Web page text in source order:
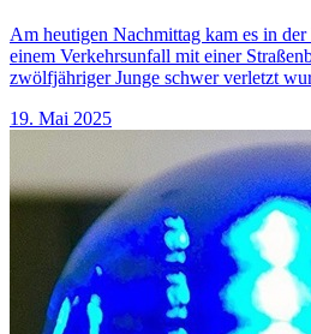
Am heutigen Nachmittag kam es in
einem Verkehrsunfall mit einer
zwölfjähriger Junge schwer verletzt
19. Mai 2025